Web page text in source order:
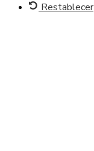
Restablecer